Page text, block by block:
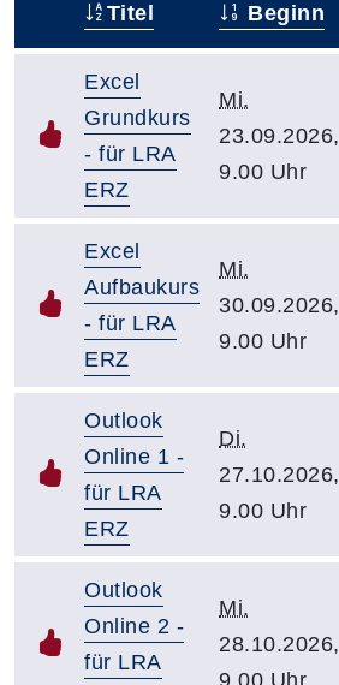
Titel Beginn
Excel
Grundkurs
- für LRA
ERZ
Mi.
23.09.2026,
9.00 Uhr
Excel
Aufbaukurs
- für LRA
ERZ
Mi.
30.09.2026,
9.00 Uhr
Outlook
Online 1 -
für LRA
ERZ
Di.
27.10.2026,
9.00 Uhr
Outlook
Online 2 -
für LRA
Mi.
28.10.2026,
9.00 Uhr